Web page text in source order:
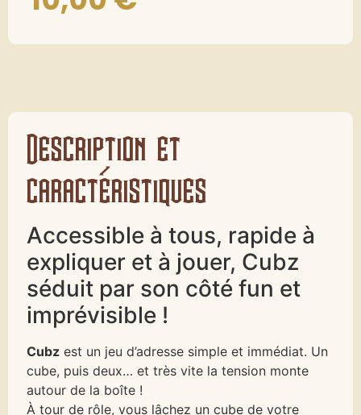
Description et
caractéristiques
Accessible à tous, rapide à
expliquer et à jouer, Cubz
séduit par son côté fun et
imprévisible !
Cubz est un jeu d’adresse simple et immédiat. Un
cube, puis deux… et très vite la tension monte
autour de la boîte !
À tour de rôle, vous lâchez un cube de votre